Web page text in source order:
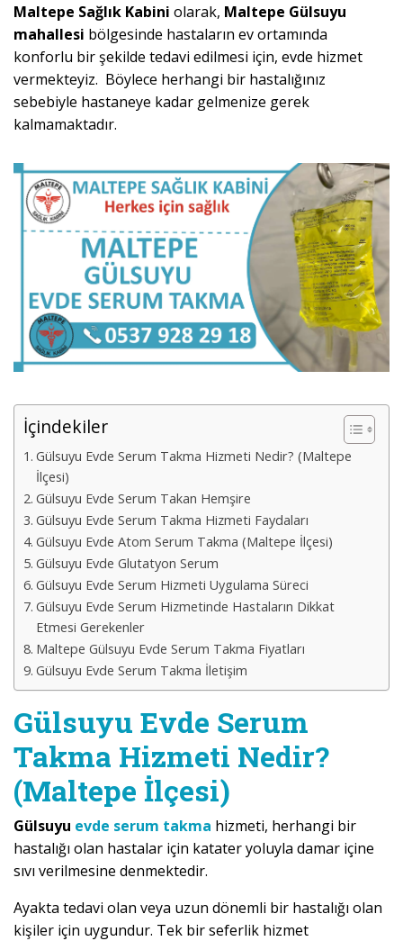
Maltepe Sağlık Kabini olarak, Maltepe Gülsuyu
mahallesi bölgesinde hastaların ev ortamında
konforlu bir şekilde tedavi edilmesi için, evde hizmet
vermekteyiz. Böylece herhangi bir hastalığınız
sebebiyle hastaneye kadar gelmenize gerek
kalmamaktadır.
İçindekiler
Gülsuyu Evde Serum Takma Hizmeti Nedir? (Maltepe
İlçesi)
Gülsuyu Evde Serum Takan Hemşire
Gülsuyu Evde Serum Takma Hizmeti Faydaları
Gülsuyu Evde Atom Serum Takma (Maltepe İlçesi)
Gülsuyu Evde Glutatyon Serum
Gülsuyu Evde Serum Hizmeti Uygulama Süreci
Gülsuyu Evde Serum Hizmetinde Hastaların Dikkat
Etmesi Gerekenler
Maltepe Gülsuyu Evde Serum Takma Fiyatları
Gülsuyu Evde Serum Takma İletişim
Gülsuyu Evde Serum
Takma Hizmeti Nedir?
(Maltepe İlçesi)
Gülsuyu evde serum takma hizmeti, herhangi bir
hastalığı olan hastalar için katater yoluyla damar içine
sıvı verilmesine denmektedir.
Ayakta tedavi olan veya uzun dönemli bir hastalığı olan
kişiler için uygundur. Tek bir seferlik hizmet